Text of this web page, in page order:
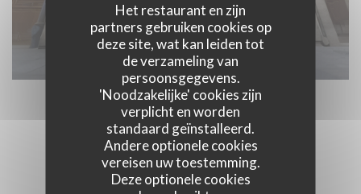
Het restaurant en zijn
partners gebruiken cookies op
deze site, wat kan leiden tot
de verzameling van
persoonsgegevens.
'Noodzakelijke' cookies zijn
verplicht en worden
standaard geïnstalleerd.
Andere optionele cookies
vereisen uw toestemming.
Deze optionele cookies
LA CUISINE